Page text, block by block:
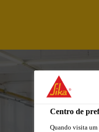
Centro de
Quando visita um